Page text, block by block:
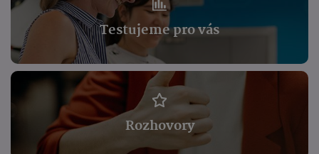
Testujeme pro vás
Rozhovory